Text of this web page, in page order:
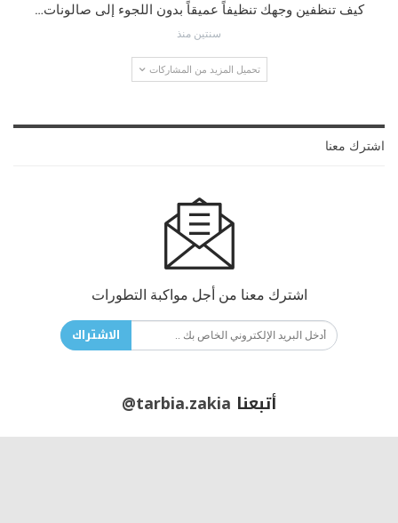
كيف تنظفين وجهك تنظيفاً عميقاً بدون اللجوء إلى صالونات…
سنتين منذ
تحميل المزيد من المشاركات
اشترك معنا
اشترك معنا من أجل مواكبة التطورات
الاشتراك
أتبعنا @tarbia.zakia